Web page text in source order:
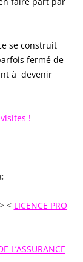
se construit
fermé de
à devenir
!
> < LICENCE PRO
L’ASSURANCE